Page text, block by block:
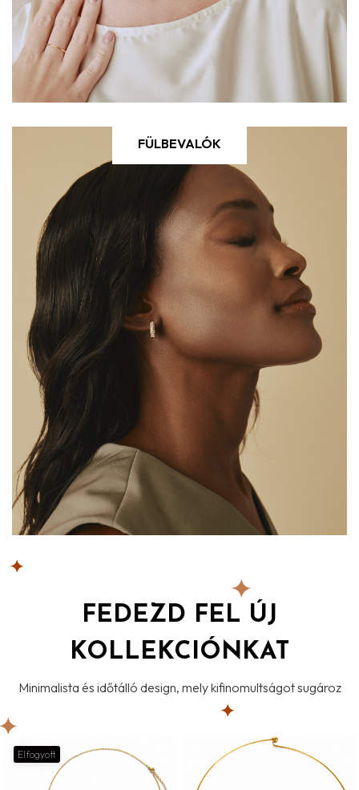
FÜLBEVALÓK
FEDEZD FEL ÚJ
KOLLEKCIÓNKAT
Minimalista és időtálló design, mely kifinomultságot sugároz
Elfogyott